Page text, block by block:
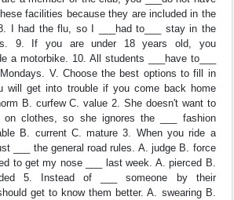
facilities because they are included in the
I had the flu, so I ___had to___ stay in the
9. If you are under 18 years old, you
a motorbike. 10. All students ___have to___
V. Choose the best options to fill in
will get into trouble if you come back home
B. curfew C. value 2. She doesn't want to
on clothes, so she ignores the ___ fashion
B. current C. mature 3. When you ride a
___ the general road rules. A. judge B. force
to get my nose ___ last week. A. pierced B.
5. Instead of ___ someone by their
get to know them better. A. swearing B.